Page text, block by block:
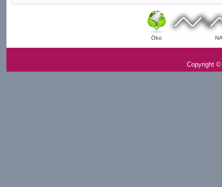
Öko
Copyright